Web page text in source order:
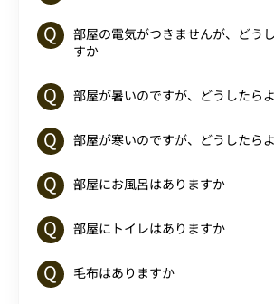
部屋の電気がつきませんが、どう
すか
部屋が暑いのですが、どうしたら
部屋が寒いのですが、どうしたら
部屋にお風呂はありますか
部屋にトイレはありますか
毛布はありますか